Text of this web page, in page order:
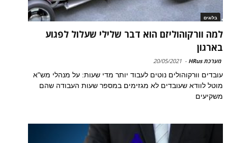
בלוגים
למה וורקוהוליזם הוא דבר שלילי שעלול לפגוע
בארגון
מערכת HRus -
20/05/2021
עובדים וורקוהולים נוטים לעבוד יותר מדי שעות: על מנהלי מש"א
מוטל לוודא שעובדים לא מגזימים במספר שעות העבודה שהם
משקיעים